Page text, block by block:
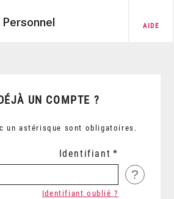
AIDE
UN COMPTE ?
un astérisque sont obligatoires.
Identifiant
?
Identifiant oublié ?